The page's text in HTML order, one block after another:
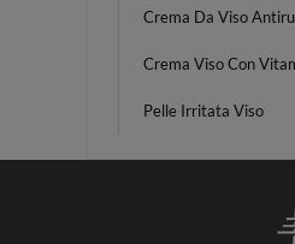
Crema Da Viso
Crema Viso Con
Pelle Irritata Viso